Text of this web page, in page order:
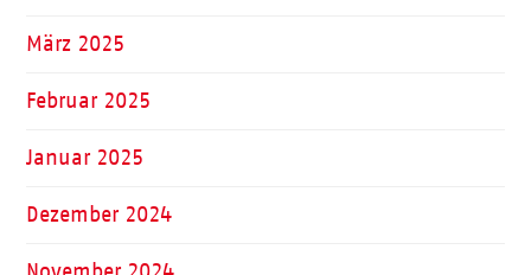
März 2025
Februar 2025
Januar 2025
Dezember 2024